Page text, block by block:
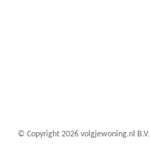
© Copyright 2026 volgjewoning.nl B.V.